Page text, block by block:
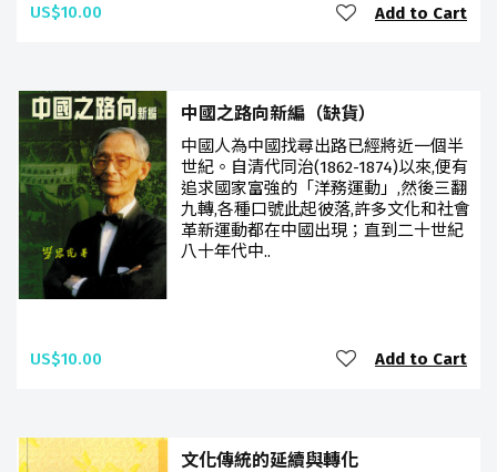
US$10.00 Add to Cart
中國之路向新編（缺貨）
中國人為中國找尋出路已經將近一個半
世紀。自清代同治(1862-1874)以來,便有
追求國家富強的「洋務運動」,然後三翻
九轉,各種口號此起彼落,許多文化和社會
革新運動都在中國出現；直到二十世紀
八十年代中..
US$10.00 Add to Cart
文化傳統的延續與轉化